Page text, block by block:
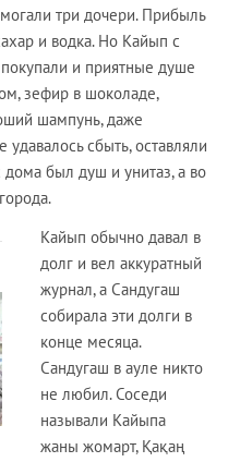
три дочери. Прибыль
и водка. Но Кайып с
и приятные душе
зефир в шоколаде,
шампунь, даже
сбыть, оставляли
был душ и унитаз, а во
Кайып обычно давал в
долг и вел аккуратный
журнал, а Сандугаш
собирала эти долги в
конце месяца.
Сандугаш в ауле никто
не любил. Соседи
называли Кайыпа
жаны жомарт, Қақаң